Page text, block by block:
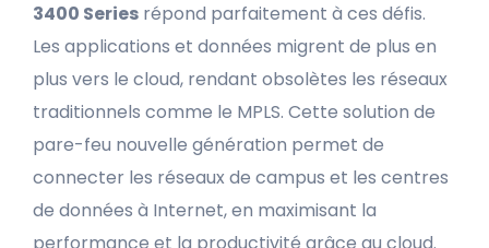
3400 Series répond parfaitement à ces défis.
Les applications et données migrent de plus en
plus vers le cloud, rendant obsolètes les réseaux
traditionnels comme le MPLS. Cette solution de
pare-feu nouvelle génération permet de
connecter les réseaux de campus et les centres
de données à Internet, en maximisant la